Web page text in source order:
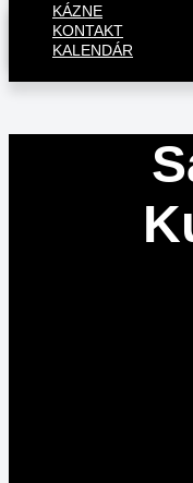
KÁZNE
KONTAKT
KALENDÁR